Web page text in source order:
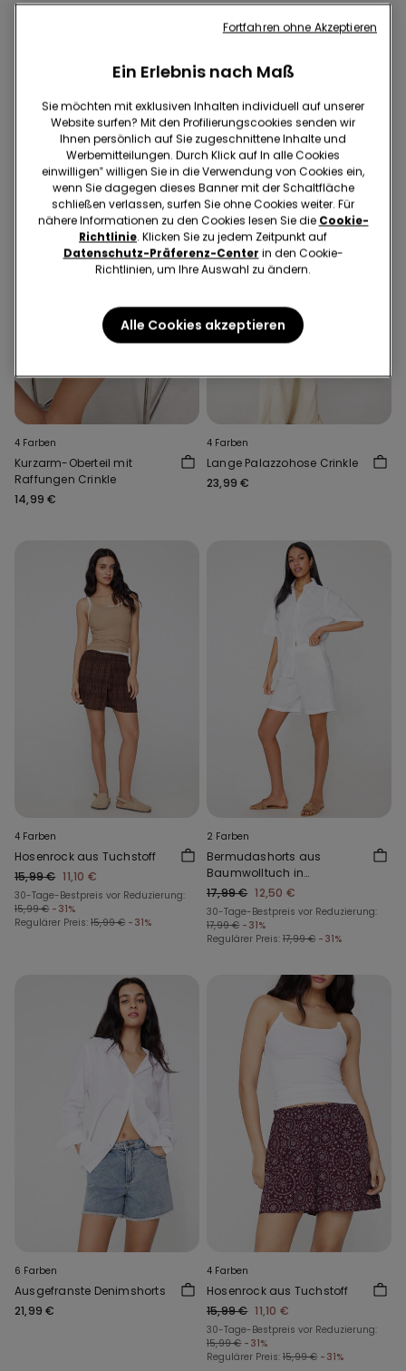
4 Farben
30-Tage-Bestpreis vor Reduzierung:
4 Farben
Kurzes Kleid aus
21,99 € 15,30 €
Regulärer Preis:21,99 € -30%
4 Farben
Kurzarm-Oberteil mit
Raffungen Crinkle
14,99 €
4 Farben
Lange Palazzohose Crinkle
23,99 €
4 Farben
Hosenrock aus Tuchstoff
15,99 € 11,10 €
30-Tage-Bestpreis vor Reduzierung:
15,99 € -31%
Regulärer Preis: 15,99 € -31%
2 Farben
Bermudashorts aus
Baumwolltuch in
Leinenoptik
17,99 € 12,50 €
30-Tage-Bestpreis vor Reduzierung:
17,99 € -31%
Regulärer Preis: 17,99 € -31%
6 Farben
Ausgefranste Denimshorts
21,99 €
4 Farben
Hosenrock aus Tuchstoff
15,99 € 11,10 €
30-Tage-Bestpreis vor Reduzierung:
15,99 € -31%
Regulärer Preis: 15,99 € -31%
Ein Erlebnis nach Maß
Sie möchten mit exklusiven Inhalten individuell auf unserer
Website surfen? Mit den Profilierungscookies senden wir
Ihnen persönlich auf Sie zugeschnittene Inhalte und
Werbemitteilungen. Durch Klick auf In alle Cookies
einwilligen‟ willigen Sie in die Verwendung von Cookies ein,
wenn Sie dagegen dieses Banner mit der Schaltfläche
schließen verlassen, surfen Sie ohne Cookies weiter. Für
nähere Informationen zu den Cookies lesen Sie die Cookie-
Richtlinie. Klicken Sie zu jedem Zeitpunkt auf
Datenschutz-Präferenz-Center in den Cookie-
Richtlinien, um Ihre Auswahl zu ändern.
Alle Cookies akzeptieren
Fortfahren ohne Akzeptieren